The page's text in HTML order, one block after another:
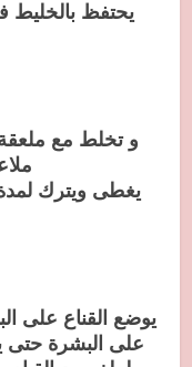
يحتفظ بالخليط
و تخلط مع
يغطى ويترك
يوضع القناع على
على البشرة حتى